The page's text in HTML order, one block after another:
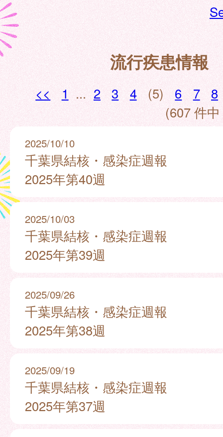
流行疾患情報
<< 1 ... 2 3 4 (5) 6 7
8
(607 件
2025/10/10
千葉県結核・感染症週報
2025年第40週
2025/10/03
千葉県結核・感染症週報
2025年第39週
2025/09/26
千葉県結核・感染症週報
2025年第38週
2025/09/19
千葉県結核・感染症週報
2025年第37週